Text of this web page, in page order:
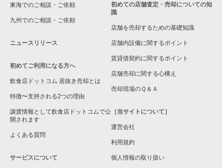
東海でのご相談・ご依頼
九州でのご相談・ご依頼
ニュースリリース
初めてご利用になる方へ
飲食店ドットコム 居抜き売却とは
特徴〜支持される2つの理由
譲渡情報として飲食店ドットコムで公
開されます
よくある質問
サービスについて
初めての店舗査定・売却についての知
識
店舗を売却するための基礎知識
店舗内設備に関するポイント
賃貸借契約に関するポイント
店舗売却に関する心構え
売却現場のＱ＆Ａ
［当サイトについて］
運営会社
利用規約
個人情報の取り扱い